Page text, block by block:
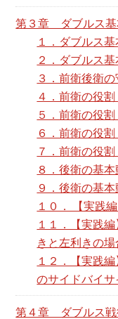
第３章 ダブルス基
１．ダブルス基
２．ダブルス
３．前衛後衛
４．前衛の役
５．前衛の役
６．前衛の役
７．前衛の役
８．後衛の基
９．後衛の基
１０． 【実践
１１．【実践
きと左利きの場
１２．【実践
のサイドバイサ
第４章 ダブルス